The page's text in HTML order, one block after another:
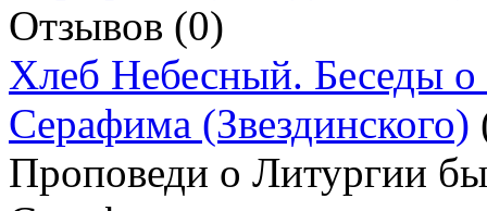
Отзывов (0)
Хлеб Небесный. Беседы
Серафима (Звездинского)
Проповеди о Литургии